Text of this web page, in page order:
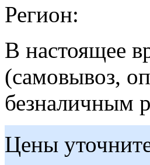
Регион:
В настоящее
(самовывоз,
безналичным
Цены